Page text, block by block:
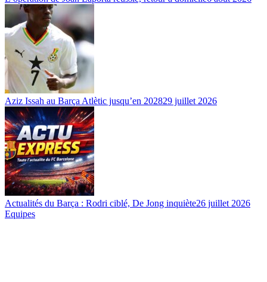
Aziz Issah au Barça Atlètic jusqu’en 202829 juillet 2026
Actualités du Barça : Rodri ciblé, De Jong inquiète26 juillet 2026
Equipes